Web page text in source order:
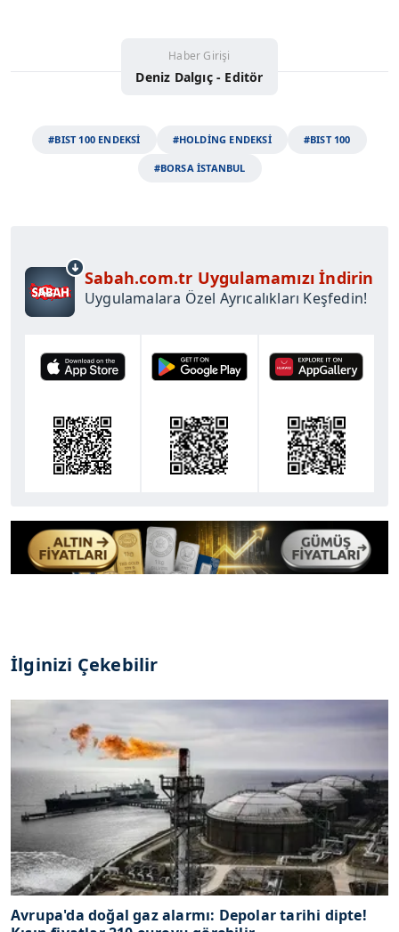
Haber Girişi
Deniz Dalgıç - Editör
#BIST 100 ENDEKSİ #HOLDİNG ENDEKSİ #BIST 100
#BORSA İSTANBUL
Sabah.com.tr Uygulamamızı İndirin
Uygulamalara Özel Ayrıcalıkları Keşfedin!
İlginizi Çekebilir
Avrupa'da doğal gaz alarmı: Depolar tarihi dipte!